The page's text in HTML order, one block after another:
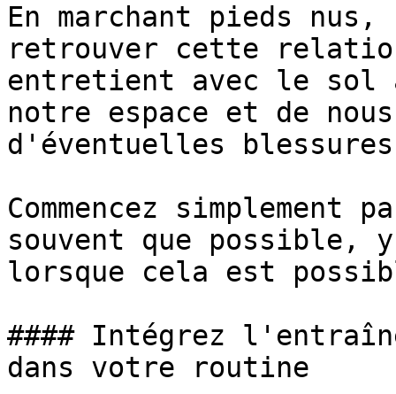
En marchant pieds nus,
retrouver cette
entretient avec le sol
notre espace et de
d'éventuelles
Commencez simplement
souvent que possible,
lorsque cela est
#### Intégrez
dans votre routine